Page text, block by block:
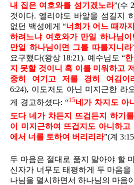
내 집은 여호와를 섬기겠노라”(수
것이다. 엘리야도 바알을 섬길지
없던 백성에게 “너희가 어느 때까
하려느냐 여호와가 만일 하나님
만일 하나님이면 그를 따를지니라
요구했다(왕상 18:21). 예수님도 “
지 못할 것이니 혹 이를 미워하고
중히 여기고 저를 경히 여김이
6:24), 이도저도 아닌 미지근한 라
게 경고하셨다: “15네가 차지도 아
도다 네가 차든지 뜨겁든지 하기
이 미지근하여 뜨겁지도 아니하
에서 너를 토하여 버리리라”(계
두 마음은 절대로 품지 말아야 할
신자가 너무도 태평하게 두 마음
나님을 멸시하면서 하나님의 마음